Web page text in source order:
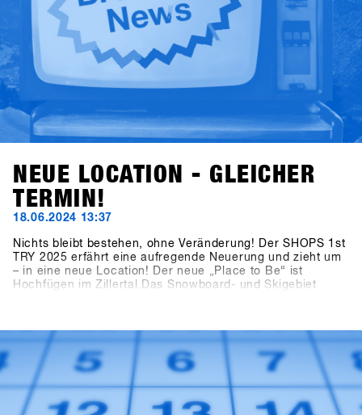
NEUE LOCATION - GLEICHER
TERMIN!
18.06.2024 13:37
Nichts bleibt bestehen, ohne Veränderung! Der SHOPS 1st
TRY 2025 erfährt eine aufregende Neuerung und zieht um
– in eine neue Location! Der neue „Place to Be“ ist
Hochfügen im Zillertal.Das Snowboard- und Skigebiet
ungeahnte Möglichkeiten, Europas größtes B2B
Snowboarding Event und On-Snow-Test
weiterzuentwickeln.Merkt euch den Termin vor: Der
Zeitraum bleibt der 19. - 21. Januar 2025. Das finale
Konzept wird Ende Juli an die Marken kommuniziert. Wie
gewohnt gehen die Einladungen an die Shops Ende